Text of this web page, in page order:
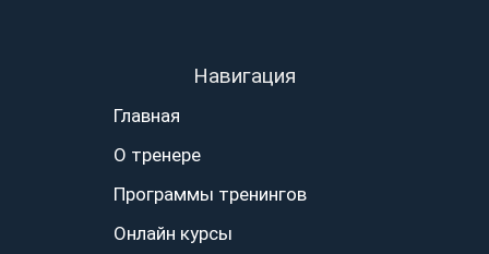
Навигация
Главная
О тренере
Программы тренингов
Онлайн курсы